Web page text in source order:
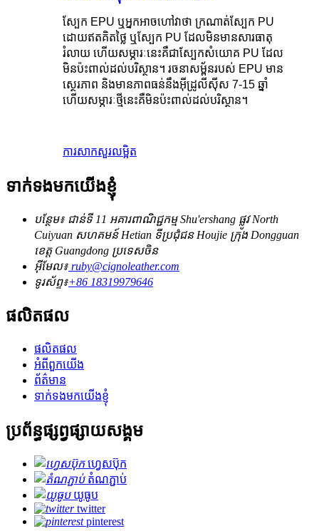
ស្បែក EPU ឬអ្នកអាចហៅវាថា ក្រណាត់ស្បែក PU
ដោយឥតគិតថ្លៃ ឬស្បែក PU ដែលមិនមានសារធាតុ
រំលាយ ហើយសម្ភារៈនេះគឺជាស្បែកសំយោគ PU ដែល
មិនប៉ះពាល់ដល់បរិស្ថាន។ រចនាសម្ព័នរបស់ EPU មាន
ស្ថេរភាព និងមានភាពធន់នឹងអ៊ីដ្រូលីស៊ីស 7-15 ឆ្នាំ
ហើយសម្ភារៈថ្មីនេះគឺមិនប៉ះពាល់ដល់បរិស្ថាន។
ការសាកសួរលម្អិត
ទាក់ទងមកយើងខ្ញុំ
បន្ថែម៖ ជាន់ទី 11 អគារពាណិជ្ជកម្ម Shu'ershang ផ្លូវ North
Cuiyuan សហគមន៍ Hetian ទីប្រជុំជន Houjie ក្រុង Dongguan
ខេត្ត Guangdong ប្រទេសចិន
អ៊ីមែល៖ ruby@cignoleather.com
ទូរស័ព្ទ៖+86 18319979646
ផលិតផល
ផលិតផល
អំពីពួកយើង
ព័ត៌មាន
ទាក់ទងមកយើងខ្ញុំ
ប្រព័ន្ធផ្សព្វផ្សាយសង្គម
ហ្វេសប៊ុក
តំណភ្ជាប់
យូធូប
twitter
pinterest